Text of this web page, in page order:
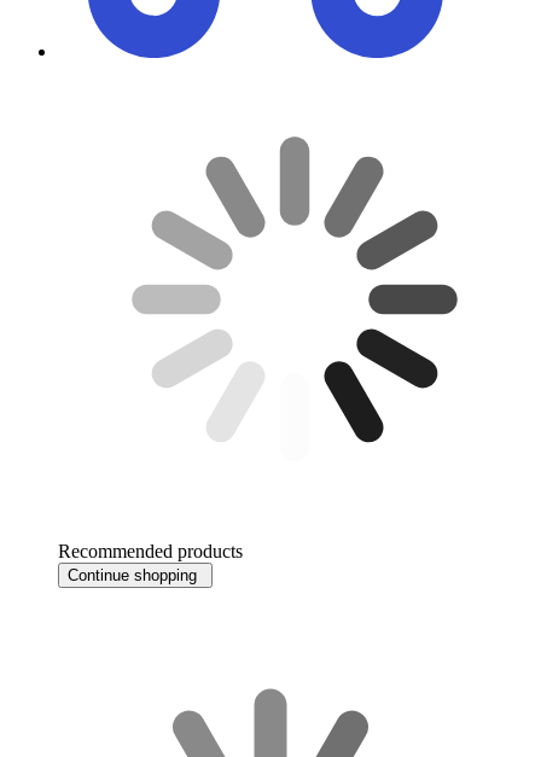
Recommended products
Continue shopping